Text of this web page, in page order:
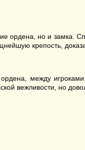
но и замка.
крепость,
между
вежливости, но